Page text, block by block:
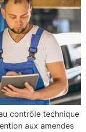
contrôle technique
aux amendes